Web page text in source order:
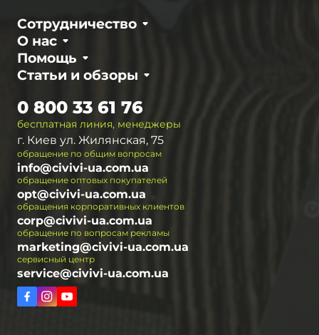
О нас
Сотрудничество
Статьи и обзоры
Помощь
бесплатная линия, менеджеры
0 800 33 61 76
г. Киев ул. Жилянская, 75
обращение по общим вопросам
info@civivi-ua.com.ua
обращение оптовых покупателей
opt@civivi-ua.com.ua
обращения корпоративных клиентов
corp@civivi-ua.com.ua
обращение по вопросам рекламы
marketing@civivi-ua.com.ua
сервисный центр
service@civivi-ua.com.ua